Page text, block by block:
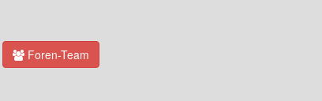
Foren-Team